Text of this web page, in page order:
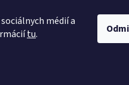
médií a
tu.